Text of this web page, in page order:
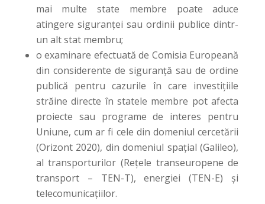
mai multe state membre poate aduce
atingere siguranței sau ordinii publice dintr-
un alt stat membru;
o examinare efectuată de Comisia Europeană
din considerente de siguranță sau de ordine
publică pentru cazurile în care investițiile
străine directe în statele membre pot afecta
proiecte sau programe de interes pentru
Uniune, cum ar fi cele din domeniul cercetării
(Orizont 2020), din domeniul spațial (Galileo),
al transporturilor (Rețele transeuropene de
transport – TEN-T), energiei (TEN-E) și
telecomunicațiilor.